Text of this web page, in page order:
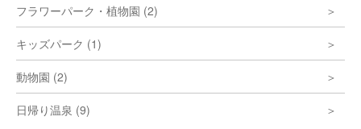
フラワーパーク・植物園 (2)
キッズパーク (1)
動物園 (2)
日帰り温泉 (9)